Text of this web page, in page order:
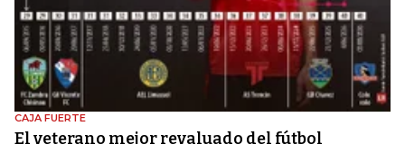
CAJA FUERTE
El veterano mejor revaluado del fútbol